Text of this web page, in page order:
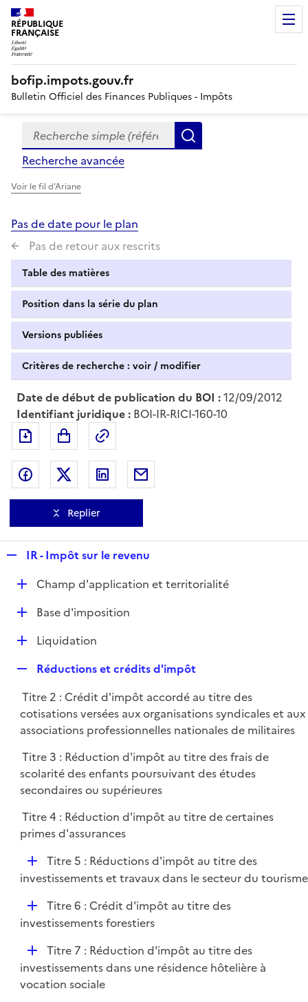
RÉPUBLIQUE
FRANÇAISE
bofip.impots.gouv.fr
Bulletin Officiel des Finances Publiques - Impôts
Formulaire
de
recherche
Recherche simple (références, mots clés, partie du
Recherche avancée
Voir le fil d'Ariane
Pas de date pour le plan
Pas de retour aux rescrits
Table des matières
Position dans la série du plan
Versions publiées
Critères de recherche : voir / modifier
Date de début de publication du BOI :12/09/2012
Identifiant juridique : BOI-IR-RICI-160-10
Exporter le document au format pdf
Partager sur Facebook
Partager sur Twitter
Partager sur LinkedIn
Replier
p
l
i
e
IR - Impôt sur le revenu
DChamp d'application et territorialité
D
e
r
Base d'imposition
D
l
i
e
r
Liquidation
p
l
i
e
Réductions et crédits d'impôt
Titre 2 : Crédit d'impôt accordé au titre des
cotisations versées aux organisations syndicales et aux
associations professionnelles nationales de militaires
Titre 3 : Réduction d'impôt au titre des frais de
scolarité des enfants poursuivant des études
secondaires ou supérieures
Titre 4 : Réduction d'impôt au titre de certaines
primes d'assurances
D
é
i
Titre 5 : Réductions d'impôt au titre des
investissements et travaux dans le secteur du tourisme
D
é
i
e
Titre 6 : Crédit d'impôt au titre des
investissements forestiers
D
é
p
Titre 7 : Réduction d'impôt au titre des
investissements dans une résidence hôtelière à
vocation sociale